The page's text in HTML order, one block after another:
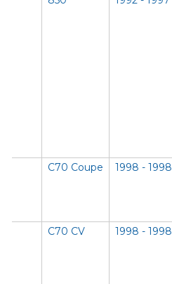
C70 Coupe 1998 - 1998
C70 CV 1998 - 1998